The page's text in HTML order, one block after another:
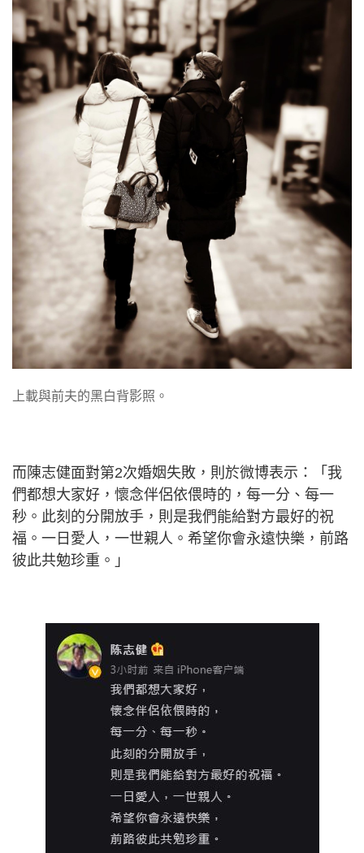
上載與前夫的黑白背影照。
而陳志健面對第2次婚姻失敗，則於微博表示：「我
們都想大家好，懷念伴侶依偎時的，每一分、每一
秒。此刻的分開放手，則是我們能給對方最好的祝
福。一日愛人，一世親人。希望你會永遠快樂，前路
彼此共勉珍重。​」